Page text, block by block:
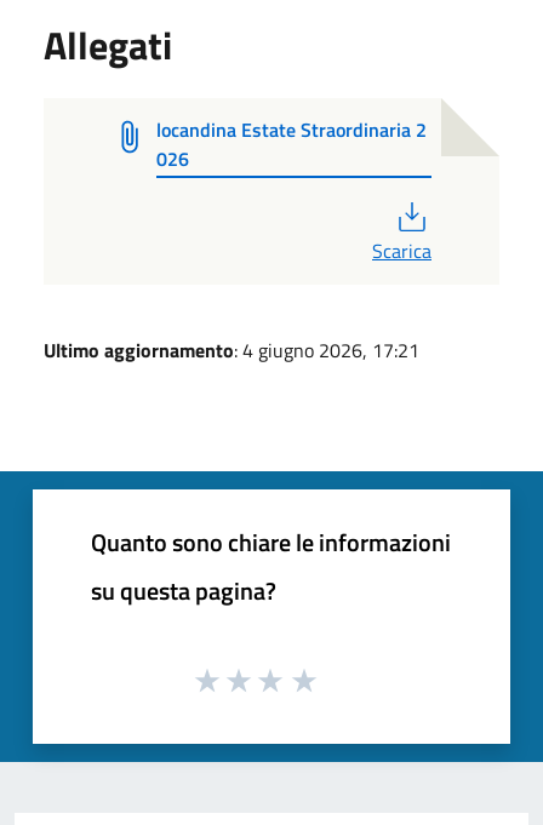
Allegati
locandina Estate Straordinaria 2
026
Scarica
Ultimo aggiornamento: 4 giugno 2026, 17:21
Quanto sono chiare le informazioni
su questa pagina?